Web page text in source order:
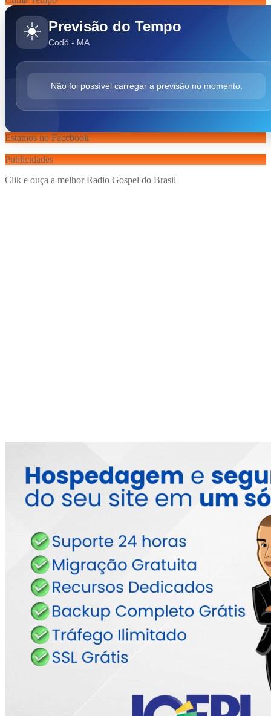
☀️ Previsão do Tempo
Codó - MA
Não foi possível carregar a previsão no momento.
Estamos no Facebook
Publicidades
Clik e ouça a melhor Radio Gospel do Brasil